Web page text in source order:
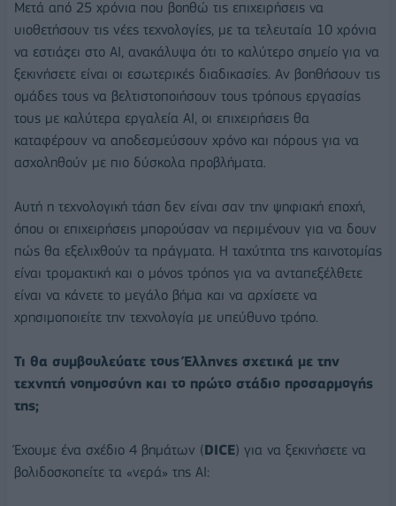
Μετά από 25 χρόνια που βοηθώ τις επιχειρήσεις να
υιοθετήσουν τις νέες τεχνολογίες, με τα τελευταία 10 χρόνια
να εστιάζει στο ΑΙ, ανακάλυψα ότι το καλύτερο σημείο για να
ξεκινήσετε είναι οι εσωτερικές διαδικασίες. Αν βοηθήσουν τις
ομάδες τους να βελτιστοποιήσουν τους τρόπους εργασίας
τους με καλύτερα εργαλεία ΑΙ, οι επιχειρήσεις θα
καταφέρουν να αποδεσμεύσουν χρόνο και πόρους για να
ασχοληθούν με πιο δύσκολα προβλήματα.
Αυτή η τεχνολογική τάση δεν είναι σαν την ψηφιακή εποχή,
όπου οι επιχειρήσεις μπορούσαν να περιμένουν για να δουν
πώς θα εξελιχθούν τα πράγματα. Η ταχύτητα της καινοτομίας
είναι τρομακτική και ο μόνος τρόπος για να ανταπεξέλθετε
είναι να κάνετε το μεγάλο βήμα και να αρχίσετε να
χρησιμοποιείτε την τεχνολογία με υπεύθυνο τρόπο.
Τι θα συμβουλεύατε τους Έλληνες σχετικά με την
τεχνητή νοημοσύνη και το πρώτο στάδιο προσαρμογής
της;
Έχουμε ένα σχέδιο 4 βημάτων (DICE) για να ξεκινήσετε να
βολιδοσκοπείτε τα «νερά» της AI: